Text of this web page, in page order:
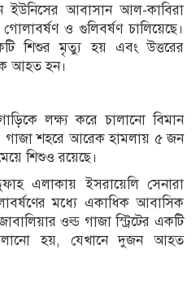
ইউনিসের আবাসান আল-কাবিরা
ও গুলিবর্ষণ চালিয়েছে।
শিশুর মৃত্যু হয় এবং উত্তরের
আহত হন।
লক্ষ্য করে চালানো বিমান
গাজা শহরে আরেক হামলায় ৫ জন
শিশুও রয়েছে।
এলাকায় ইসরায়েলি সেনারা
মধ্যে একাধিক আবাসিক
ওল্ড গাজা স্ট্রিটের একটি
হয়, যেখানে দুজন আহত